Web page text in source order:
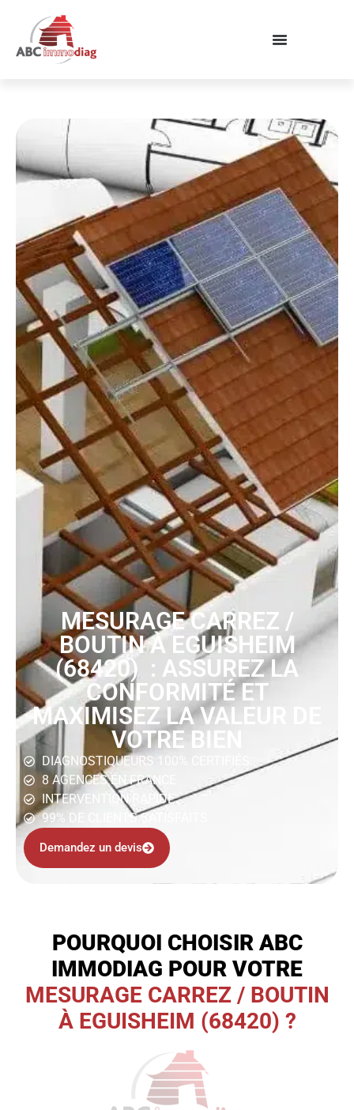
MESURAGE CARREZ /
BOUTIN À EGUISHEIM
(68420) : ASSUREZ LA
CONFORMITÉ ET
MAXIMISEZ LA VALEUR DE
VOTRE BIEN
DIAGNOSTIQUEURS 100% CERTIFIÉS
8 AGENCES EN FRANCE
INTERVENTION RAPIDE
99% DE CLIENTS SATISFAITS
Demandez un devis
POURQUOI CHOISIR ABC
IMMODIAG POUR VOTRE
MESURAGE CARREZ / BOUTIN
À EGUISHEIM (68420) ?